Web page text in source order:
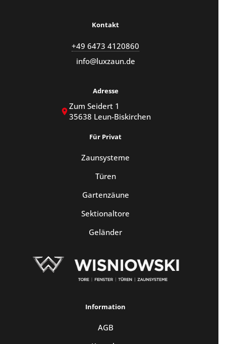
Kontakt
+49 6473 4120860
info@luxzaun.de
Adresse
Zum Seidert 1
35638 Leun-Biskirchen
Für Privat
Zaunsysteme
Türen
Gartenzäune
Sektionaltore
Geländer
Information
AGB